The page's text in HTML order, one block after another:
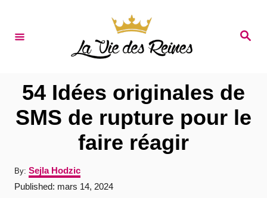
S
54 Idées originales de
SMS de rupture pour le
faire réagir
By: A
u
t
Sejla Hodzic
P
Published: mars 14, 2024